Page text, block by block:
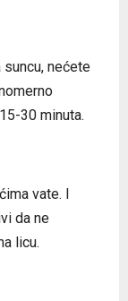
nećete
30 minuta.
vate. I
da ne
licu.